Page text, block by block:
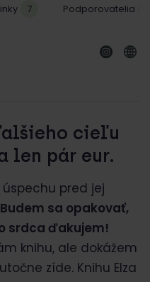
7 Podporovatelia
cieľu
len pár eur.
pred jej
Budem sa opakovať,
srdca ďakujem!
knihu, ale dokážem
zíde. Knihu Elza